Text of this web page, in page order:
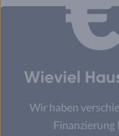
Wieviel
Wir haben
Finanzierung